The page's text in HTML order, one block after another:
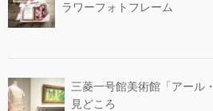
ラワーフォトフレーム
三菱一号館美術館「アール
見どころ